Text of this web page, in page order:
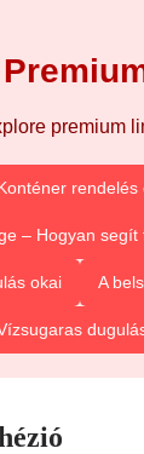
premium
– Hogyan segít
okai A